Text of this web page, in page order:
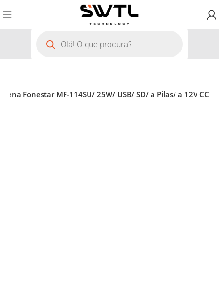
Fonestar MF-114SU/ 25W/ USB/ SD/ a Pilas/ a 12V CC